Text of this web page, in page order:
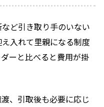
ど引き取り手のいない
入れて里親になる制度
ーと比べると費用が掛
、引取後も必要に応じ